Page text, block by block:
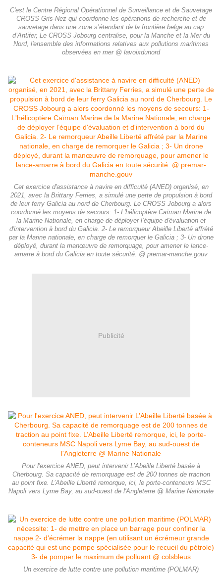
C'est le Centre Régional Opérationnel de Surveillance et de Sauvetage
CROSS Gris-Nez qui coordonne les opérations de recherche et de
sauvetage dans une zone s’étendant de la frontière belge au cap
d’Antifer, Le CROSS Jobourg centralise, pour la Manche et la Mer du
Nord, l'ensemble des informations relatives aux pollutions maritimes
observées en mer @ lavoixdunord
Cet exercice d'assistance à navire en difficulté (ANED) organisé, en
2021, avec la Brittany Ferries, a simulé une perte de propulsion à bord
de leur ferry Galicia au nord de Cherbourg. Le CROSS Jobourg a alors
coordonné les moyens de secours: 1- L'hélicoptère Caïman Marine de
la Marine Nationale, en charge de déployer l’équipe d'évaluation et
d'intervention à bord du Galicia. 2- Le remorqueur Abeille Liberté affrété
par la Marine nationale, en charge de remorquer le Galicia ; 3- Un drone
déployé, durant la manœuvre de remorquage, pour amener le lance-
amarre à bord du Galicia en toute sécurité. @ premar-manche.gouv
Publicité
Pour l'exercice ANED, peut intervenir L’Abeille Liberté basée à
Cherbourg. Sa capacité de remorquage est de 200 tonnes de traction
au point fixe. L’Abeille Liberté remorque, ici, le porte-conteneurs MSC
Napoli vers Lyme Bay, au sud-ouest de l'Angleterre @ Marine Nationale
Un exercice de lutte contre une pollution maritime (POLMAR)